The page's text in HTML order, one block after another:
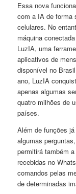
Essa nova
com a IA de forma
celulares. No
máquina
LuzIA, uma
aplicativos de
disponível no
ano, LuzIA
apenas algumas
quatro milhões de
países.
Além de funções
algumas
permitirá também
recebidas no
comandos pelas
de determinadas